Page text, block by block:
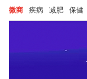
微商
疾病 减肥 保健